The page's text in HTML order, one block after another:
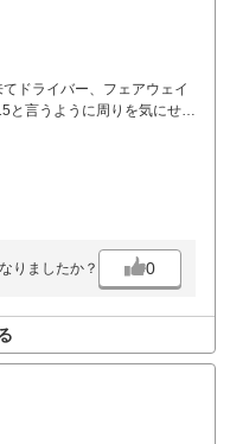
ドライバー、フェアウェイ
と言うように周りを気にせず
出ると感じが違うと言う人
りましたか？ 0